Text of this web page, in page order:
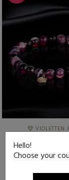
VIOLETTEN
Weniger als 15
Hello!
Choose your